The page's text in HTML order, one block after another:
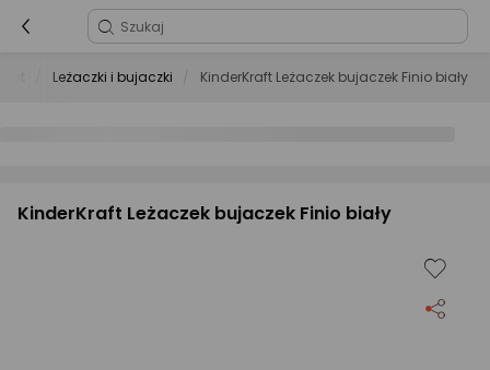
Leżaczki i bujaczki KinderKraft Leżaczek bujaczek Finio biały
KinderKraft Leżaczek bujaczek Finio biały